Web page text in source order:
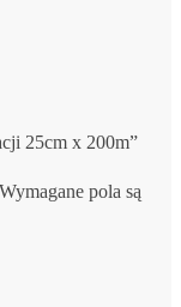
25cm x 200m”
Wymagane pola są